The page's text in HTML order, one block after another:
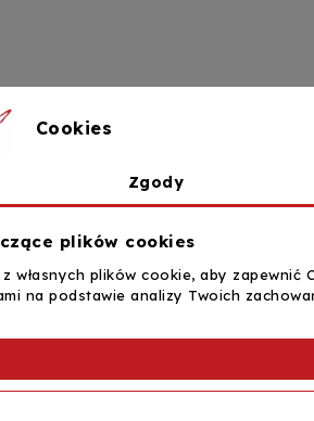
Cookies
Zgody
plików cookies
własnych plików cookie, aby
na podstawie analizy Twoich